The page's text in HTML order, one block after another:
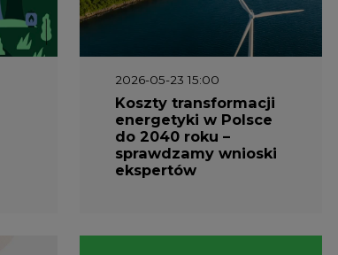
2026-05-23 15:00
Koszty transformacji
energetyki w Polsce
do 2040 roku –
sprawdzamy wnioski
ekspertów